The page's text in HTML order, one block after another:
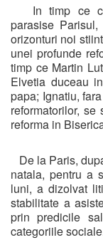
In timp ce
parasise
orizonturi noi
unei profunde
timp ce Martin
Elvetia duceau
papa; Ignatiu,
reformatorilor,
reforma in
De la Paris,
natala, pentru a
luni, a dizolvat
stabilitate a
prin predicile
categoriile